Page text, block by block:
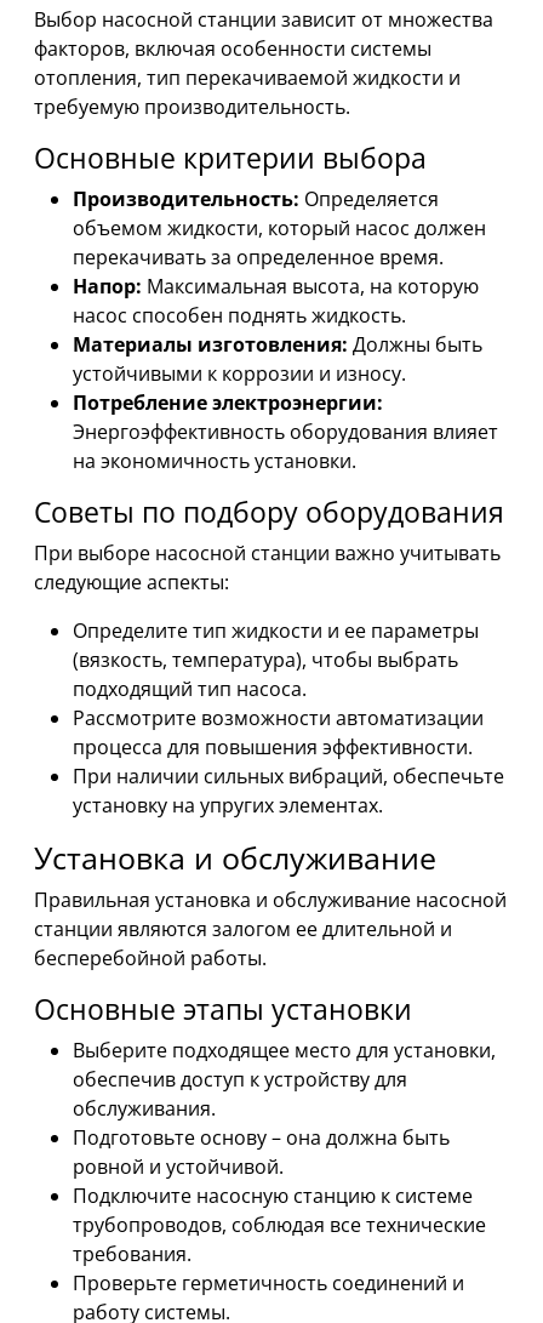
Выбор насосной станции зависит от множества
факторов, включая особенности системы
отопления, тип перекачиваемой жидкости и
требуемую производительность.
Основные критерии выбора
Производительность: Определяется
объемом жидкости, который насос должен
перекачивать за определенное время.
Напор: Максимальная высота, на которую
насос способен поднять жидкость.
Материалы изготовления: Должны быть
устойчивыми к коррозии и износу.
Потребление электроэнергии:
Энергоэффективность оборудования влияет
на экономичность установки.
Советы по подбору оборудования
При выборе насосной станции важно учитывать
следующие аспекты:
Определите тип жидкости и ее параметры
(вязкость, температура), чтобы выбрать
подходящий тип насоса.
Рассмотрите возможности автоматизации
процесса для повышения эффективности.
При наличии сильных вибраций, обеспечьте
установку на упругих элементах.
Установка и обслуживание
Правильная установка и обслуживание насосной
станции являются залогом ее длительной и
бесперебойной работы.
Основные этапы установки
Выберите подходящее место для установки,
обеспечив доступ к устройству для
обслуживания.
Подготовьте основу – она должна быть
ровной и устойчивой.
Подключите насосную станцию к системе
трубопроводов, соблюдая все технические
требования.
Проверьте герметичность соединений и
работу системы.